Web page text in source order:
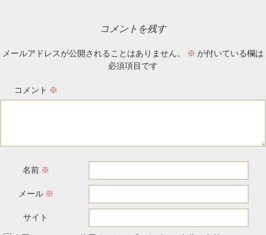
コメントを残す
メールアドレスが公開されることはありません。 ※ が付いている欄は
必須項目です
コメント ※
名前 ※
メール ※
サイト